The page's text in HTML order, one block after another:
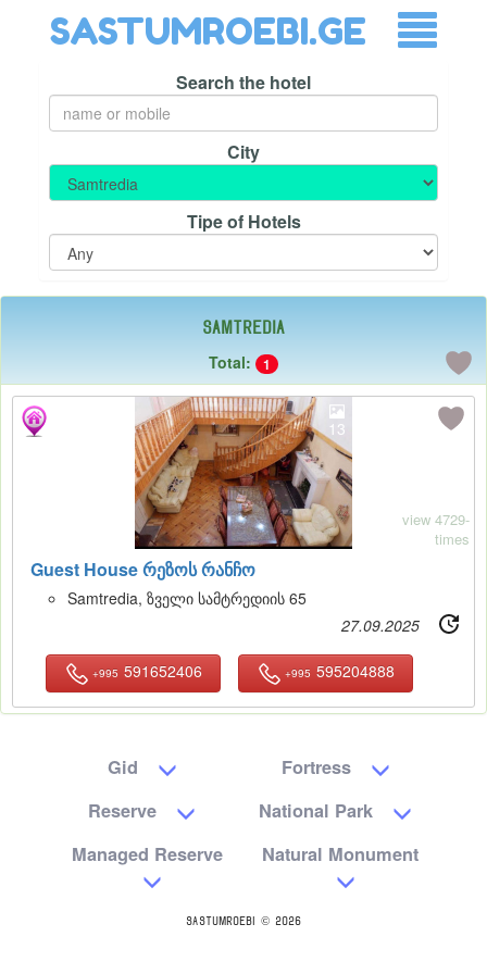
SASTUMROEBI.GE
Search the hotel
City
Tipe of Hotels
Samtredia
Total: 1
13
Guest House რეზოს რანჩო
view 4729-
times
Samtredia, ზველი სამტრედიის 65
27.09.2025
+995 591652406 +995 595204888
Gid
Fortress
Reserve
National Park
Managed Reserve
Natural Monument
SASTUMROEBI © 2026